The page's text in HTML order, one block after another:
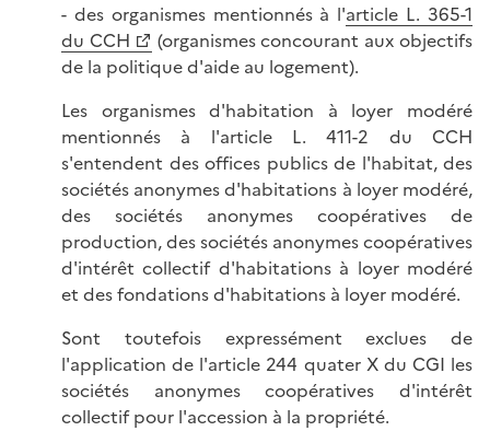
- des organismes mentionnés à l'article L. 365-1
du CCH
(organismes concourant aux objectifs
de la politique d'aide au logement).
Les organismes d'habitation à loyer modéré
mentionnés à l'article L. 411-2 du CCH
s'entendent des offices publics de l'habitat, des
sociétés anonymes d'habitations à loyer modéré,
des sociétés anonymes coopératives de
production, des sociétés anonymes coopératives
d'intérêt collectif d'habitations à loyer modéré
et des fondations d'habitations à loyer modéré.
Sont toutefois expressément exclues de
l'application de l'article 244 quater X du CGI les
sociétés anonymes coopératives d'intérêt
collectif pour l'accession à la propriété.